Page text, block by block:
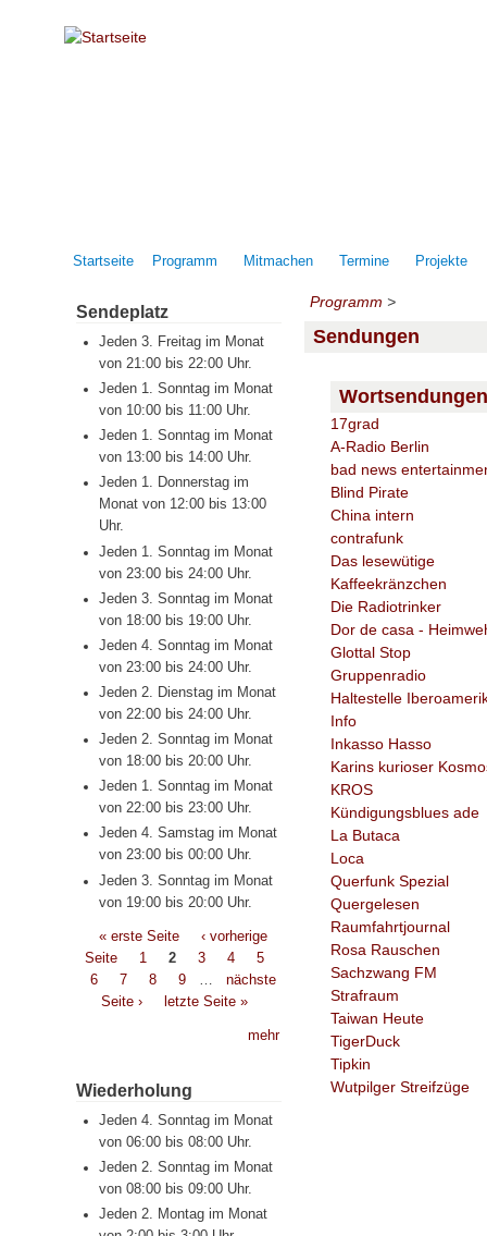
Direkt zum Inhalt
Startseite Programm Mitmachen Termine Projekte
Sendeplatz
Jeden 3. Freitag im Monat
von 21:00 bis 22:00 Uhr.
Jeden 1. Sonntag im Monat
von 10:00 bis 11:00 Uhr.
Jeden 1. Sonntag im Monat
von 13:00 bis 14:00 Uhr.
Jeden 1. Donnerstag im
Monat von 12:00 bis 13:00
Uhr.
Jeden 1. Sonntag im Monat
von 23:00 bis 24:00 Uhr.
Jeden 3. Sonntag im Monat
von 18:00 bis 19:00 Uhr.
Jeden 4. Sonntag im Monat
von 23:00 bis 24:00 Uhr.
Jeden 2. Dienstag im Monat
von 22:00 bis 24:00 Uhr.
Jeden 2. Sonntag im Monat
von 18:00 bis 20:00 Uhr.
Jeden 1. Sonntag im Monat
von 22:00 bis 23:00 Uhr.
Jeden 4. Samstag im Monat
von 23:00 bis 00:00 Uhr.
Jeden 3. Sonntag im Monat
von 19:00 bis 20:00 Uhr.
Seiten
« erste Seite
‹ vorherige
Seite
1 2 3 4
5
6
7 8 9
nächste
Seite ›
letzte Seite »
mehr
Wiederholung
Jeden 4. Sonntag im Monat
von 06:00 bis 08:00 Uhr.
Jeden 2. Sonntag im Monat
von 08:00 bis 09:00 Uhr.
Jeden 2. Montag im Monat
Programm >
Sendungen
Wortsendungen
17grad
A-Radio Berlin
bad news
Blind Pirate
China intern
contrafunk
Das lesewütige
Kaffeekränzchen
Die Radiotrinker
Dor de casa -
Glottal Stop
Gruppenradio
Haltestelle
Info
Inkasso Hasso
Karins kurioser
KROS
Kündigungsblues ade
La Butaca
Loca
Querfunk Spezial
Quergelesen
Raumfahrtjournal
Rosa Rauschen
Sachzwang FM
Strafraum
Taiwan Heute
TigerDuck
Tipkin
Wutpilger Streifzüge